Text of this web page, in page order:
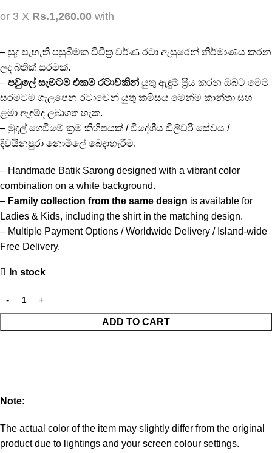
or 3 X Rs.1,260.00 with
– සුදු පැහැති පසුබිමක විචිත්‍ර වර්ණ රටා ඇසුරෙන් නිර්මාණය කරන
ලද බතික් සරමක්.
– පවුලේ සැමටම එකම රටාවකින් යුතු ඇඳුම් ප්‍රිය කරන ඔබට මෙම
සරමටම ගැලපෙන රටාවෙන් යුතු කමිසය මෙන්ම කාන්තා සහ
ළමා ඇඳුම්ද ලබාගත හැක.
– මුදල් ගෙවීමේ ක්‍රම කිහිපයක් / විදේශීය ඩිලිවරි සේවය /
දිවයිනපුරා නොමිලේ බෙදාහැරීම.
– Handmade Batik Sarong designed with a vibrant color
combination on a white background.
– Family collection from the same design is available for
Ladies & Kids, including the shirt in the matching design.
– Multiple Payment Options / Worldwide Delivery / Island-wide
Free Delivery.
In stock
ADD TO CART
Note:
The actual color of the item may slightly differ from the original
product due to lightings and your screen colour settings.